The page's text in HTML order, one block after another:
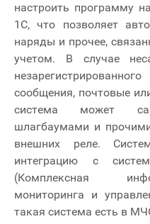
настроить программу
1С, что позволяет
наряды и прочее,
учетом. В случае
сообщения, почтовые
система может
шлагбаумами и
внешних реле.
интеграцию с
(Комплексная
мониторинга и
такая система есть в